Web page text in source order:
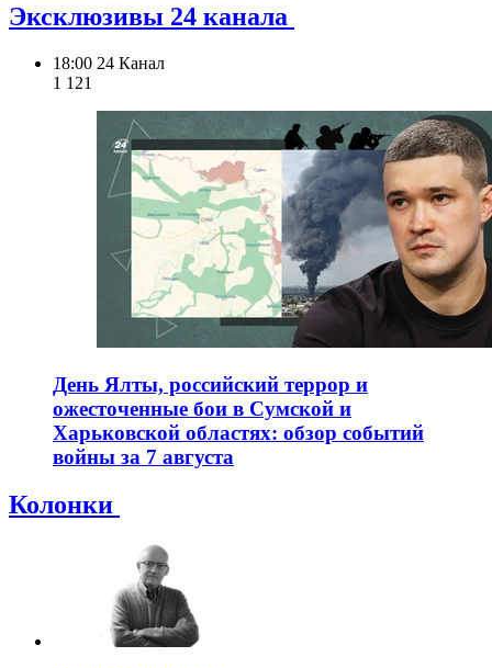
Эксклюзивы 24 канала
18:00 24 Канал
1 121
День Ялты, российский террор и
ожесточенные бои в Сумской и
Харьковской областях: обзор событий
войны за 7 августа
Колонки